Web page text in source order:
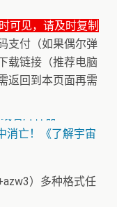
可见，请及时复制
支付（如果偶尔弹
载链接（推荐电脑
返回到本页面再需
消亡！《了解宇宙
）多种格式任